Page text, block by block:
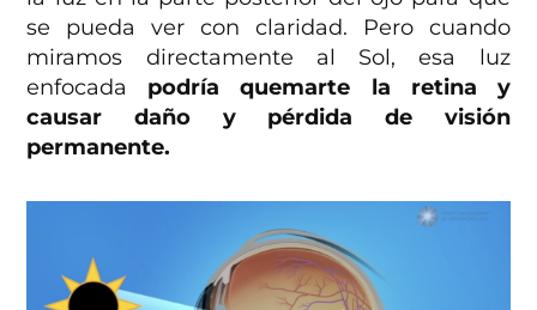
se pueda ver con claridad. Pero cuando
miramos directamente al Sol, esa luz
enfocada podría quemarte la retina y
causar daño y pérdida de visión
permanente.